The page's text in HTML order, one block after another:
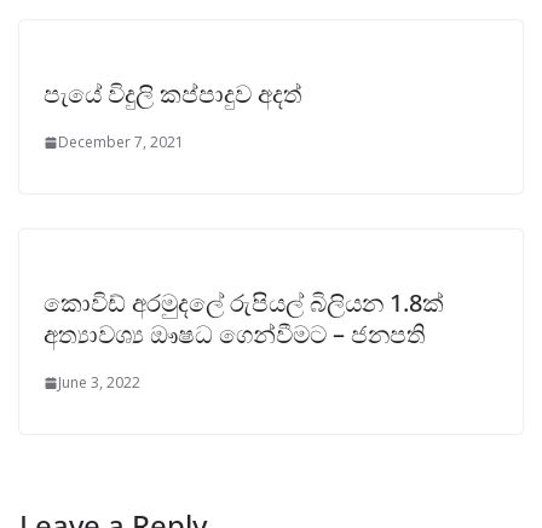
පැයේ විදුලි කප්පාදුව අදත්
December 7, 2021
කොවිඩ් අරමුදලේ රුපියල් බිලියන 1.8ක්
අත්‍යාවශ්‍ය ඖෂධ ගෙන්වීමට – ජනපති
June 3, 2022